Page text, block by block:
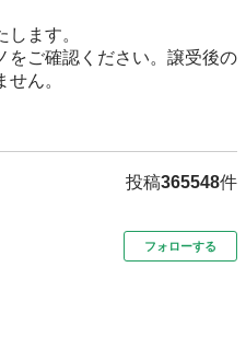
ます。
をご確認ください。譲受後の
ん。
投稿365548件
フォローする